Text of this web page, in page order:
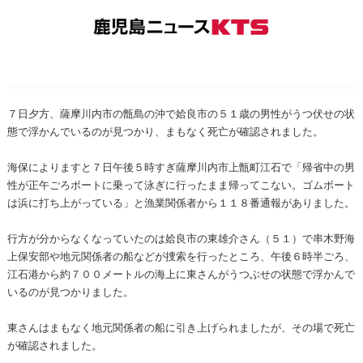
７日夕方、薩摩川内市の甑島の沖で姶良市の５１歳の男性がうつ伏せの状
態で浮かんでいるのが見つかり、まもなく死亡が確認されました。
海保によりますと７日午後５時すぎ薩摩川内市上甑町江石で「帰省中の男
性が正午ごろボートに乗って泳ぎに行ったまま帰ってこない。ゴムボート
は浜に打ち上がっている」と漁業関係者から１１８番通報がありました。
行方が分からなくなっていたのは姶良市の東雄介さん（５１）で串木野海
上保安部や地元関係者の船などが捜索を行ったところ、午後６時半ごろ、
江石港から約７００メートルの海上に東さんがうつぶせの状態で浮かんで
いるのが見つかりました。
東さんはまもなく地元関係者の船に引き上げられましたが、その場で死亡
が確認されました。